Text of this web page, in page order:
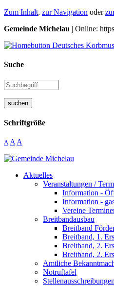
Zum Inhalt, zur Navigation oder
Gemeinde Michelau | Online:
Suche
suchen
Schriftgröße
A A A
Aktuelles
Veranstaltungen /
Information -
Information -
Vereine
Breitbandausbau
Breitband
Breitband, 1.
Breitband, 2.
Breitband, 2.
Amtliche
Notruftafel
Stellenausschreibungen